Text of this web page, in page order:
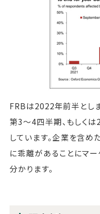
FRBは2022年前半とし
第3～4四半期、もしく
しています。企業を含め
に乖離があることにマ
分かります。